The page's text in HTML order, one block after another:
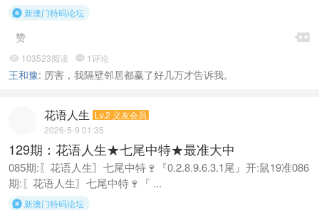
 新澳门特码论坛

赞
 103523阅读  1评论
王和豫: 厉害，我隔壁邻居都赢了好几万才告诉我。
花语人生 Lv.2 义友会员
2026-5-9 01:35
129期：花语人生★七尾中特★最准大中
085期:〖花语人生〗七尾中特🍷『0.2.8.9.6.3.1尾』开:鼠19准086
期:〖花语人生〗七尾中特🍷『 ...
 新澳门特码论坛